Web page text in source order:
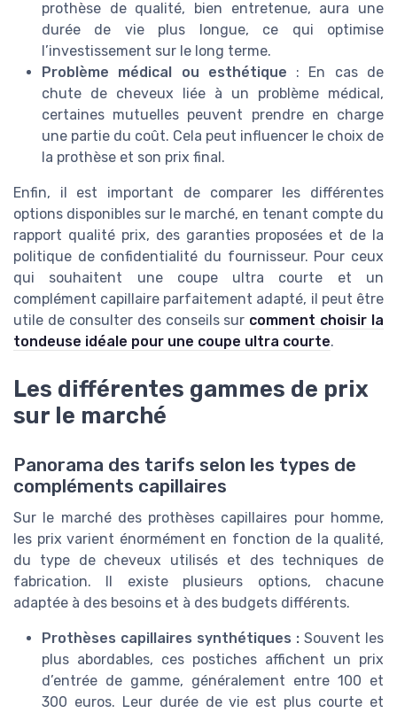
prothèse de qualité, bien entretenue, aura une
durée de vie plus longue, ce qui optimise
l’investissement sur le long terme.
Problème médical ou esthétique : En cas de
chute de cheveux liée à un problème médical,
certaines mutuelles peuvent prendre en charge
une partie du coût. Cela peut influencer le choix de
la prothèse et son prix final.
Enfin, il est important de comparer les différentes
options disponibles sur le marché, en tenant compte du
rapport qualité prix, des garanties proposées et de la
politique de confidentialité du fournisseur. Pour ceux
qui souhaitent une coupe ultra courte et un
complément capillaire parfaitement adapté, il peut être
utile de consulter des conseils sur comment choisir la
tondeuse idéale pour une coupe ultra courte.
Les différentes gammes de prix
sur le marché
Panorama des tarifs selon les types de
compléments capillaires
Sur le marché des prothèses capillaires pour homme,
les prix varient énormément en fonction de la qualité,
du type de cheveux utilisés et des techniques de
fabrication. Il existe plusieurs options, chacune
adaptée à des besoins et à des budgets différents.
Prothèses capillaires synthétiques : Souvent les
plus abordables, ces postiches affichent un prix
d’entrée de gamme, généralement entre 100 et
300 euros. Leur durée de vie est plus courte et